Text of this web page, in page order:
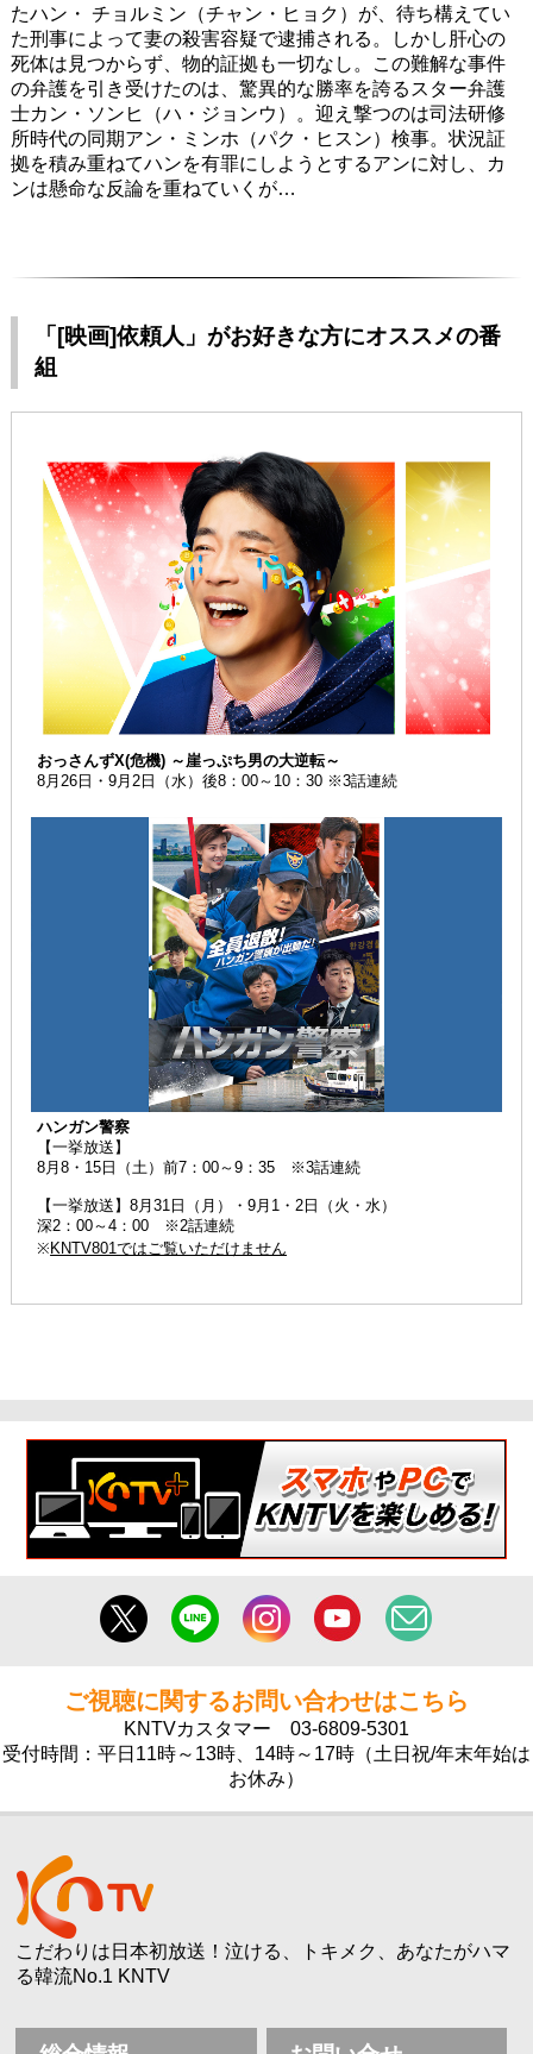
たハン・ チョルミン（チャン・ヒョク）が、待ち構えてい
た刑事によって妻の殺害容疑で逮捕される。しかし肝心の
死体は見つからず、物的証拠も一切なし。この難解な事件
の弁護を引き受けたのは、驚異的な勝率を誇るスター弁護
士カン・ソンヒ（ハ・ジョンウ）。迎え撃つのは司法研修
所時代の同期アン・ミンホ（パク・ヒスン）検事。状況証
拠を積み重ねてハンを有罪にしようとするアンに対し、カ
ンは懸命な反論を重ねていくが…
「[映画]依頼人」がお好きな方にオススメの番
組
おっさんずX(危機) ～崖っぷち男の大逆転～
8月26日・9月2日（水）後8：00～10：30 ※3話連続
ハンガン警察
【一挙放送】
8月8・15日（土）前7：00～9：35 ※3話連続
【一挙放送】8月31日（月）・9月1・2日（火・水）
深2：00～4：00 ※2話連続
※ KNTV801ではご覧いただけません
ご視聴に関するお問い合わせはこちら
KNTVカスタマー 03-6809-5301
受付時間：平日11時～13時、14時～17時（土日祝/年末年始は
お休み）
こだわりは日本初放送！泣ける、トキメク、あなたがハマ
る韓流No.1 KNTV